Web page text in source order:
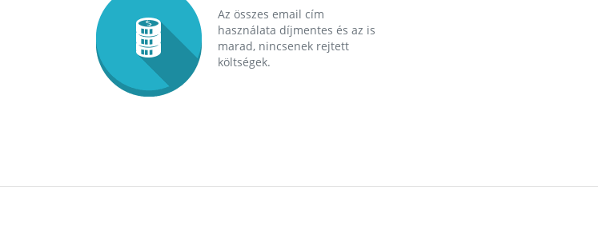
Az összes email cím
használata díjmentes és az is
marad, nincsenek rejtett
költségek.